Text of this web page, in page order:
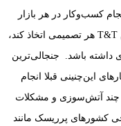
کسب‌وکار در هر بازار
نوظهوری با دشواری‌هایی همراه است. بنابراین T&T هر تصمیمی اتخاذ کند،
داشته باشد. جنجالی‌ترین
این‌چنینی قبلا انجام
بعد از چند آتش‌سوزی و مشکلات
کشورهای پرریسک مانند